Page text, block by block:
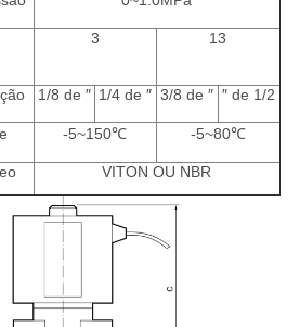
3 13
1/8 de ″ 1/4 de ″ 3/8 de ″ ″ de 1/2
-5~150℃ -5~80℃
VITON OU NBR